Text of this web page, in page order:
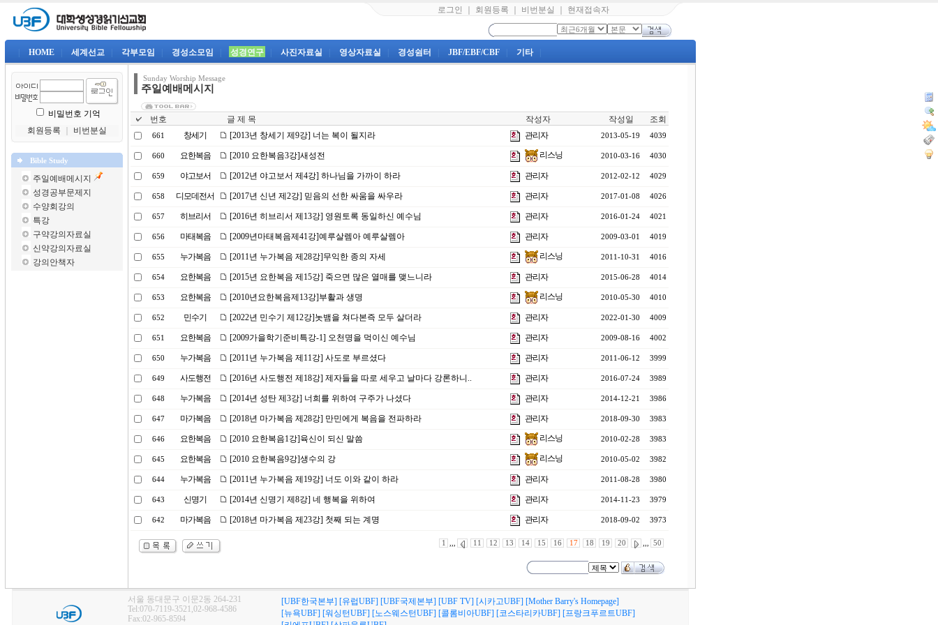
로그인 회원등록 비번분실 현재접속자
HOME 세계선교 각부모임 경성소모임 성경연구 사진자료실 영상자료실 경성쉼터 JBF/EBF/CBF 기타
비밀번호 기억
회원등록
비번분실
Bible Study
주일예배메시지
성경공부문제지
수양회강의
특강
구약강의자료실
신약강의자료실
강의안책자
Sunday Worship Message
주일예배메시지
번호 글 제 목 작성자 작성일 조회
661 창세기 [2013년 창세기 제9강] 너는 복이 될지라 관리자 2013-05-19 4039
660 요한복음 [2010 요한복음3강]새성전 리스닝 2010-03-16 4030
659 야고보서 [2012년 야고보서 제4강] 하나님을 가까이 하라 관리자 2012-02-12 4029
658 디모데전서 [2017년 신년 제2강] 믿음의 선한 싸움을 싸우라 관리자 2017-01-08 4026
657 히브리서 [2016년 히브리서 제13강] 영원토록 동일하신 예수님 관리자 2016-01-24 4021
656 마태복음 [2009년마태복음제41강]예루살렘아 예루살렘아 관리자 2009-03-01 4019
655 누가복음 [2011년 누가복음 제28강]무익한 종의 자세 리스닝 2011-10-31 4016
654 요한복음 [2015년 요한복음 제15강] 죽으면 많은 열매를 맺느니라 관리자 2015-06-28 4014
653 요한복음 [2010년요한복음제13강]부활과 생명 리스닝 2010-05-30 4010
652 민수기 [2022년 민수기 제12강]놋뱀을 쳐다본즉 모두 살더라 관리자 2022-01-30 4009
651 요한복음 [2009가을학기준비특강-1] 오천명을 먹이신 예수님 관리자 2009-08-16 4002
650 누가복음 [2011년 누가복음 제11강] 사도로 부르셨다 관리자 2011-06-12 3999
649 사도행전 [2016년 사도행전 제18강] 제자들을 따로 세우고 날마다 강론하니.. 관리자 2016-07-24 3989
648 누가복음 [2014년 성탄 제3강] 너희를 위하여 구주가 나셨다 관리자 2014-12-21 3986
647 마가복음 [2018년 마가복음 제28강] 만민에게 복음을 전파하라 관리자 2018-09-30 3983
646 요한복음 [2010 요한복음1강]육신이 되신 말씀 리스닝 2010-02-28 3983
645 요한복음 [2010 요한복음9강]생수의 강 리스닝 2010-05-02 3982
644 누가복음 [2011년 누가복음 제19강] 너도 이와 같이 하라 관리자 2011-08-28 3980
643 신명기 [2014년 신명기 제8강] 네 행복을 위하여 관리자 2014-11-23 3979
642 마가복음 [2018년 마가복음 제23강] 첫째 되는 계명 관리자 2018-09-02 3973
1 ,,, 11 12 13 14 15 16 17 18 19 20 ,,, 50
서울 동대문구 이문2동 264-231
Tel:070-7119-3521,02-968-4586
Fax:02-965-8594
[UBF한국본부] [유럽UBF] [UBF국제본부] [UBF TV] [시카고UBF] [Mother Barry's Homepage]
[뉴욕UBF] [워싱턴UBF] [노스웨스턴UBF] [콜롬비아UBF] [코스타리카UBF] [프랑크푸르트UBF]